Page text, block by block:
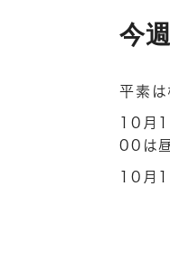
今
平素は
10月
00は
10月